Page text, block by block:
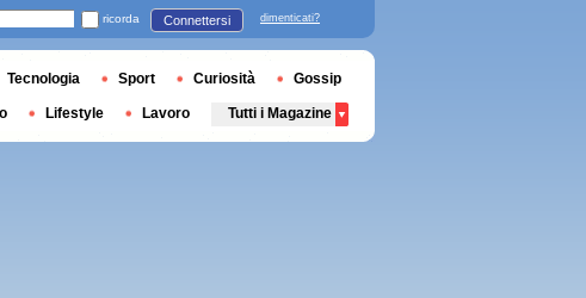
ricorda Connettersi dimenticati?
Tecnologia Sport Curiosità Gossip
Lifestyle Lavoro Tutti i Magazine